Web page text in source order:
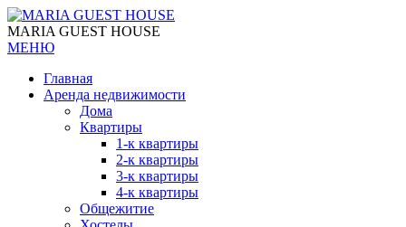
MARIA GUEST HOUSE
МЕНЮ
Главная
Аренда недвижимости
Дома
Квартиры
1-к квартиры
2-к квартиры
3-к квартиры
4-к квартиры
Общежитие